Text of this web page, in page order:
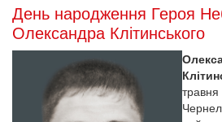
День народження Героя
Олександра Клітинського